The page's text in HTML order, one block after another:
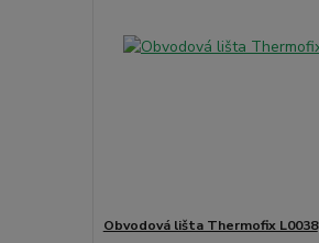
Obvodová lišta Thermofix L0038